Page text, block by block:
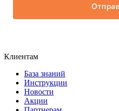
Клиентам
База знаний
Инструкции
Новости
Акции